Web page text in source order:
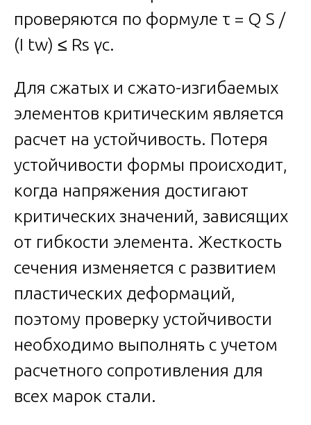
проверяются по формуле τ = Q S /
(I tw) ≤ Rs γc.
Для сжатых и сжато-изгибаемых
элементов критическим является
расчет на устойчивость. Потеря
устойчивости формы происходит,
когда напряжения достигают
критических значений, зависящих
от гибкости элемента. Жесткость
сечения изменяется с развитием
пластических деформаций,
поэтому проверку устойчивости
необходимо выполнять с учетом
расчетного сопротивления для
всех марок стали.